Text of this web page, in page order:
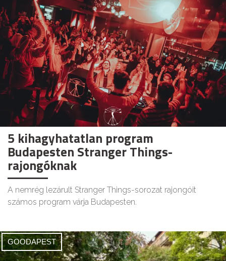
5 kihagyhatatlan program
Budapesten Stranger Things-
rajongóknak
A nemrég lezárult Stranger Things-sorozat rajongóit
számos program várja Budapesten.
GOODAPEST